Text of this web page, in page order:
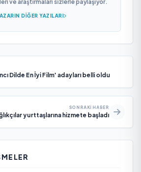
ve araştırmaları sizlerle paylaşıyor.
DIĞER YAZILARI
Dilde En İyi Film' adayları belli oldu
SONRAKI HABER
yurttaşlarına hizmete başladı